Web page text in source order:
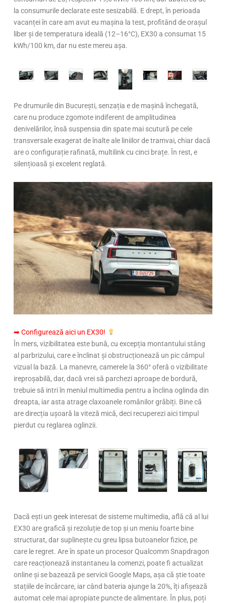
la consumurile declarate este sesizabilă. E drept, în perioada
vacanței în care am avut eu mașina la test, profitând de orașul
liber și de temperatura ideală (12–16°C), EX30 a consumat 15
kWh/100 km, dar nu este mereu așa.
Pe drumurile din București, senzația e de mașină închegată,
care nu produce zgomote indiferent de amplitudinea
denivelărilor, însă suspensia din spate mai scutură pe cele
transversale exagerat de înalte ale liniilor de tramvai, chiar dacă
are o configurație rafinată, multilink cu cinci brațe. În rest, e
silențioasă și excelent reglată.
➡ Configurează aici un EX30!
În mers, vizibilitatea este bună, cu excepția montantului stâng
al parbrizului, care e înclinat și obstrucționează un pic câmpul
vizual la bază. La manevre, camerele la 360° oferă o vizibilitate
ireproșabilă, dar, dacă vrei să parchezi aproape de bordură,
trebuie să intri în meniul multimedia pentru a înclina oglinda din
dreapta, iar asta atrage claxoanele românilor grăbiți. Bine că
are direcția ușoară la viteză mică, deci recuperezi aici timpul
pierdut cu reglarea oglinzii.
Dacă ești un geek interesat de sisteme multimedia, află că al lui
EX30 are grafică și rezoluție de top și un meniu foarte bine
structurat, dar suplinește cu greu lipsa butoanelor fizice, pe
care le regret. Are în spate un procesor Qualcomm Snapdragon
care reacționează instantaneu la comenzi, poate fi actualizat
online și se bazează pe servicii Google Maps, așa că știe toate
stațiile de încărcare, iar când bateria ajunge la 20%, îți afișează
automat cele mai apropiate puncte de alimentare. În plus, poți